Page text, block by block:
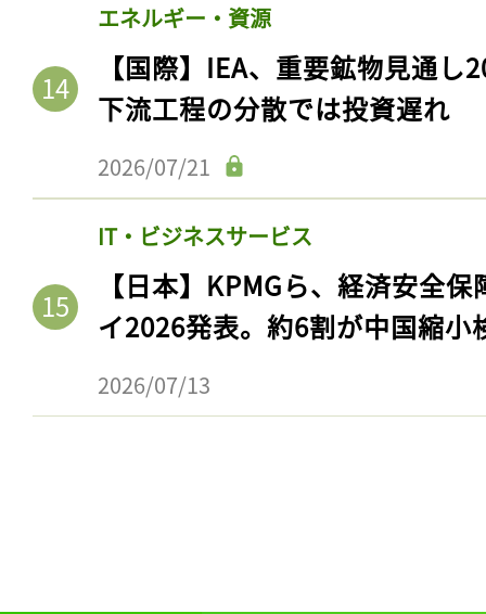
エネルギー・資源
【国際】IEA、重要鉱物見通
下流工程の分散では投資遅れ
2026/07/21
IT・ビジネスサービス
【日本】KPMGら、経済安全
イ2026発表。約6割が中国縮小
2026/07/13